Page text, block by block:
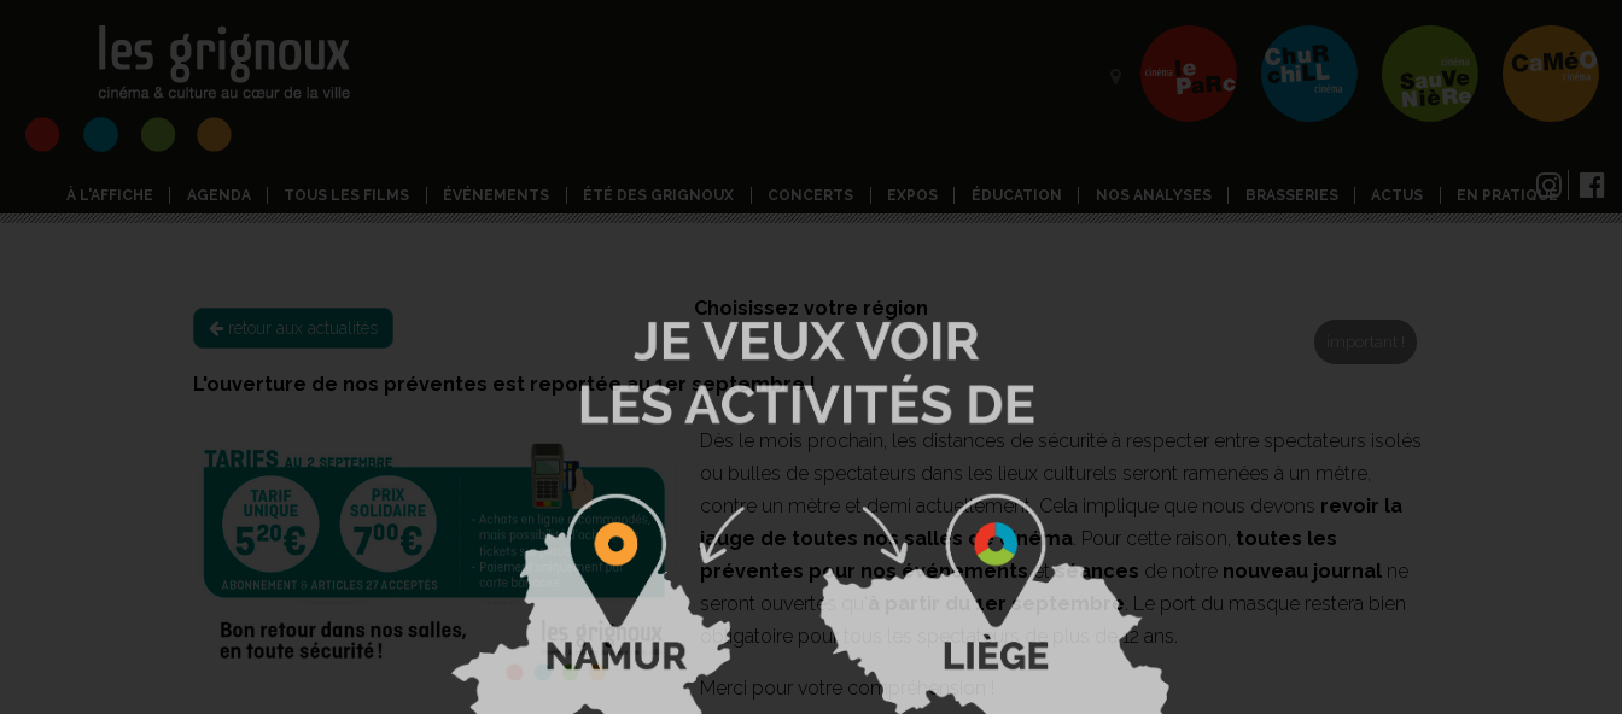
À L'AFFICHE AGENDA TOUS LES FILMS ÉVÉNEMENTS ÉTÉ DES GRIGNOUX CONCERTS EXPOS ÉDUCATION NOS ANALYSES BRASSERIES ACTUS EN PRATIQUE
retour aux actualités
L'ouverture de nos préventes est reportée au 1er septembre !
Dès le mois prochain, les distances de sécurité à respecter entre spectateurs isolés
ou bulles de spectateurs dans les lieux culturels seront ramenées à un mètre,
contre un mètre et demi actuellement. Cela implique que nous devons revoir la
jauge de toutes nos salles de cinéma. Pour cette raison, toutes les
préventes pour nos événementsetséances de notre nouveau journal ne
seront ouvertes qu'
à partir du 1er septembre. Le port du masque restera bien
obligatoire pour tous les spectateurs de plus de 12 ans.
Merci pour votre compréhension !
Choisissez votre région